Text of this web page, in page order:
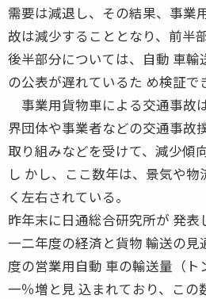
需要は減退し、その結果、事業
故は減少することとなり、前半
後半部分については、自動 車輸
の公表が遅れているた め検証で
事業用貨物車による交通事故
界団体や事業者などの交通事故
取り組みなどを受けて、減少傾
し かし、ここ数年は、景気や物
く左右されている。
昨年末に日通総合研究所が 発
一二年度の経済と貨物 輸送の見
度の営業用自動 車の輸送量（ト
一％増と見 込まれており、この